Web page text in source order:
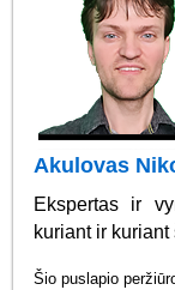
Akulovas
Ekspertas ir
kuriant ir
Šio puslapio